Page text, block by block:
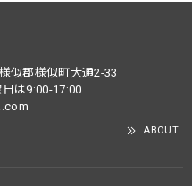
似郡様似町大通2-33
は9:00-17:00
ABOUT